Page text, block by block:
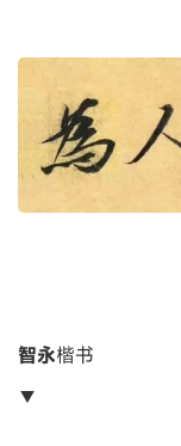
智永楷书
▼